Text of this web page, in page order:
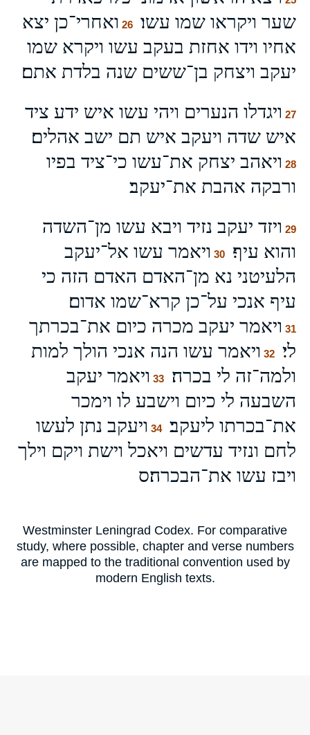
שער ויקראו שמו עשו׃
26 ואחרי־כן יצא
אחיו וידו אחזת בעקב עשו ויקרא שמו
יעקב ויצחק בן־ששים שנה בלדת אתם׃
27 ויגדלו הנערים ויהי עשו איש ידע ציד
איש שדה ויעקב איש תם ישב אהלים׃
28 ויאהב יצחק את־עשו כי־ציד בפיו
ורבקה אהבת את־יעקב׃
29 ויזד יעקב נזיד ויבא עשו מן־השדה
והוא עיף׃
30 ויאמר עשו אל־יעקב
הלעיטני נא מן־האדם האדם הזה כי
עיף אנכי על־כן קרא־שמו אדום׃
31 ויאמר יעקב מכרה כיום את־בכרתך
לי׃
32 ויאמר עשו הנה אנכי הולך למות
ולמה־זה לי בכרה׃
33 ויאמר יעקב
השבעה לי כיום וישבע לו וימכר
את־בכרתו ליעקב׃
34 ויעקב נתן לעשו
לחם ונזיד עדשים ויאכל וישת ויקם וילך
ויבז עשו את־הבכרה׃ס
Westminster Leningrad Codex. For comparative
study, where possible, chapter and verse numbers
are mapped to the traditional convention used by
modern English texts.